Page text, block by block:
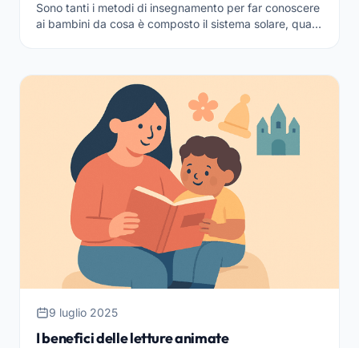
Sono tanti i metodi di insegnamento per far conoscere
ai bambini da cosa è composto il sistema solare, quali
9 luglio 2025
I benefici delle letture animate